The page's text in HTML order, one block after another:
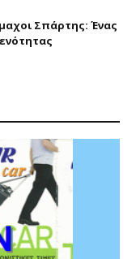
Σπάρτης: Ένας